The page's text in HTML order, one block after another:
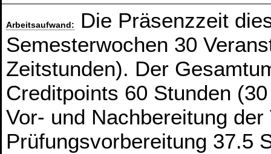
Arbeitsaufwand:
Die Präsenzzeit
Semesterwochen 30
Zeitstunden). Der
Creditpoints 60 Stunden
Vor- und Nachbereitung
Prüfungsvorbereitung 37.5